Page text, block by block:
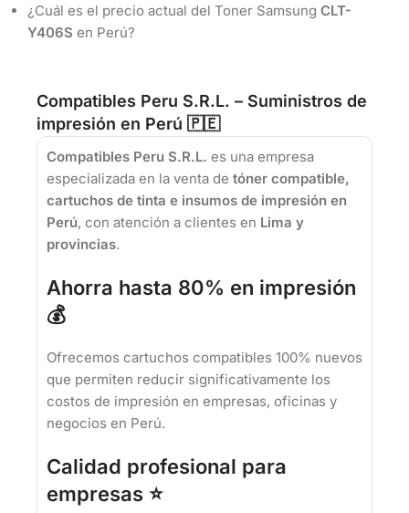
¿Cuál es el precio actual del Toner Samsung CLT-
Y406S en Perú?
Compatibles Peru S.R.L. – Suministros de
impresión en Perú 🇵🇪
Compatibles Peru S.R.L. es una empresa
especializada en la venta de tóner compatible,
cartuchos de tinta e insumos de impresión en
Perú, con atención a clientes en Lima y
provincias.
Ahorra hasta 80% en impresión
💰
Ofrecemos cartuchos compatibles 100% nuevos
que permiten reducir significativamente los
costos de impresión en empresas, oficinas y
negocios en Perú.
Calidad profesional para
empresas ⭐